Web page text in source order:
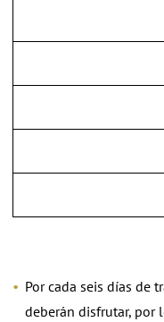
Por cada seis días de
deberán disfrutar, por